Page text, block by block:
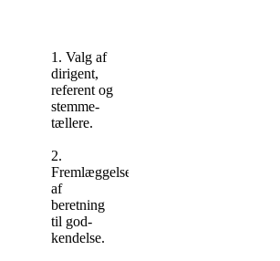
1. Valg af
dirigent,
referent og
stem­m­e­
tællere.
2.
Fremlæggelse
af
beretning
til god­
kendelse.